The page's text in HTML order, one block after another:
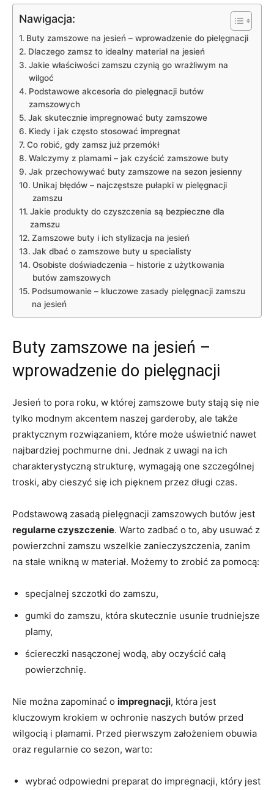
Nawigacja:
Buty zamszowe na jesień – wprowadzenie do pielęgnacji
Dlaczego zamsz to idealny materiał na jesień
Jakie właściwości zamszu czynią go wrażliwym na
wilgoć
Podstawowe akcesoria do pielęgnacji butów
zamszowych
Jak skutecznie impregnować buty zamszowe
Kiedy i jak często stosować impregnat
Co robić, gdy zamsz już przemókł
Walczymy z plamami – jak czyścić zamszowe buty
Jak przechowywać buty zamszowe na sezon jesienny
Unikaj błędów – najczęstsze pułapki w pielęgnacji
zamszu
Jakie produkty do czyszczenia są bezpieczne dla
zamszu
Zamszowe buty i ich stylizacja na jesień
Jak dbać o zamszowe buty u specialisty
Osobiste doświadczenia – historie z użytkowania
butów zamszowych
Podsumowanie – kluczowe zasady pielęgnacji zamszu
na jesień
Buty zamszowe na jesień –
wprowadzenie do pielęgnacji
Jesień to pora roku, w której zamszowe buty stają się nie
tylko modnym akcentem naszej garderoby, ale także
praktycznym rozwiązaniem, które może uświetnić nawet
najbardziej pochmurne dni. Jednak z uwagi na ich
charakterystyczną strukturę, wymagają one szczególnej
troski, aby cieszyć się ich pięknem przez długi czas.
Podstawową zasadą pielęgnacji zamszowych butów jest
regularne czyszczenie. Warto zadbać o to, aby usuwać z
powierzchni zamszu wszelkie zanieczyszczenia, zanim
na stałe wnikną w materiał. Możemy to zrobić za pomocą:
specjalnej szczotki do zamszu,
gumki do zamszu, która skutecznie usunie trudniejsze
plamy,
ściereczki nasączonej wodą, aby oczyścić całą
powierzchnię.
Nie można zapominać o impregnacji, która jest
kluczowym krokiem w ochronie naszych butów przed
wilgocią i plamami. Przed pierwszym założeniem obuwia
oraz regularnie co sezon, warto:
wybrać odpowiedni preparat do impregnacji, który jest